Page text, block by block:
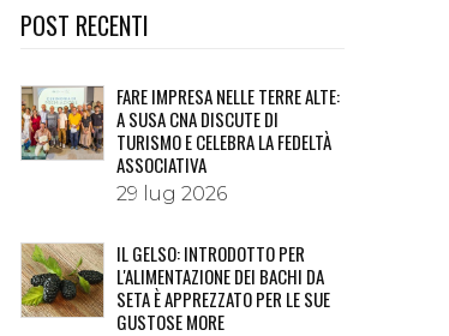
POST RECENTI
FARE IMPRESA NELLE TERRE ALTE:
A SUSA CNA DISCUTE DI
TURISMO E CELEBRA LA FEDELTÀ
ASSOCIATIVA
29 lug 2026
IL GELSO: INTRODOTTO PER
L'ALIMENTAZIONE DEI BACHI DA
SETA È APPREZZATO PER LE SUE
GUSTOSE MORE